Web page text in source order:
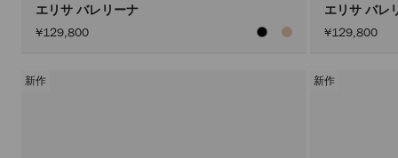
エリサ バレリーナ
¥129,800
エリサ バレ
¥129,800
新作 新作